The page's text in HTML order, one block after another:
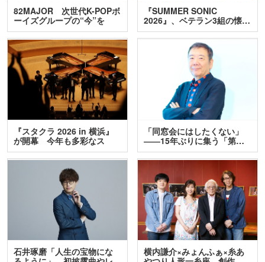
82MAJOR 次世代K-POPボ
ーイズグループの“今”を
訊…
『SUMMER SONIC
2026』、ベテラン3組の懐…
『スタクラ 2026 in 横浜』
が開幕 今年も多彩なス
テ…
「同窓会にはしたくない」
――15年ぶりに集う「第…
石井琢磨「人生の宝物にな
横内謙介×みょんふぁ×糸あ